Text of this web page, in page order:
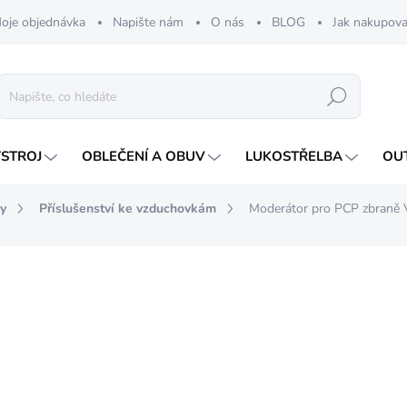
objednávka Napište nám O nás BLOG Jak
Hledat
OBLEČENÍ A OBUV LUKOSTŘELBA
Příslušenství ke vzduchovkám Moderátor pro PCP